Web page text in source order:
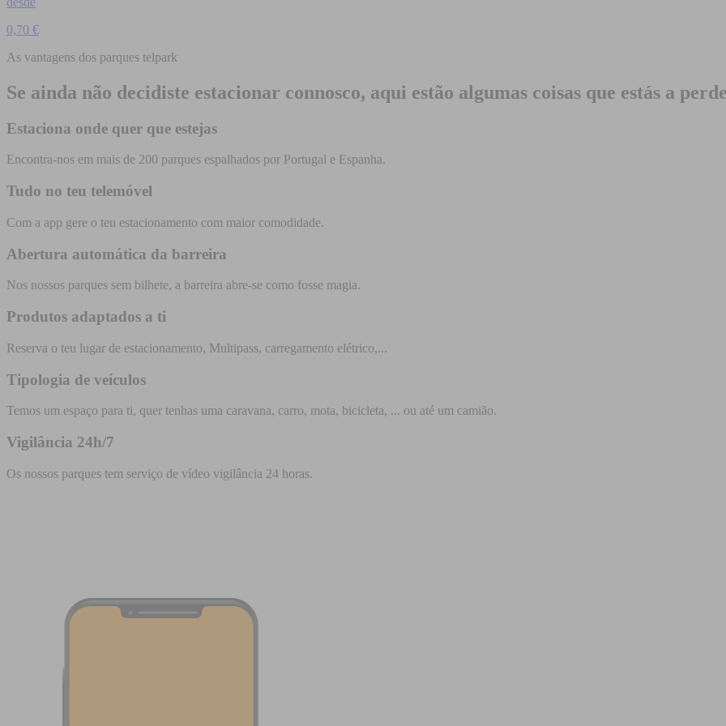
0,70 €
As vantagens dos parques telpark
Se ainda não decidiste estacionar connosco, aqui estão algumas coisas que estás a
Estaciona onde quer que estejas
Encontra-nos em mais de 200 parques espalhados por Portugal e Espanha.
Tudo no teu telemóvel
Com a app gere o teu estacionamento com maior comodidade.
Abertura automática da barreira
Nos nossos parques sem bilhete, a barreira abre-se como fosse magia.
Produtos adaptados a ti
Reserva o teu lugar de estacionamento, Multipass, carregamento elétrico,...
Tipologia de veículos
Temos um espaço para ti, quer tenhas uma caravana, carro, mota, bicicleta, ... ou até um camião.
Vigilância 24h/7
Os nossos parques tem serviço de vídeo vigilância 24 horas.